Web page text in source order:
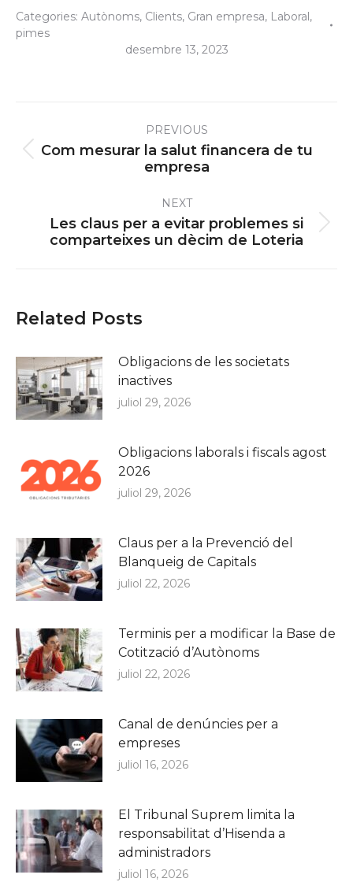
Categories: Autònoms, Clients, Gran empresa, Laboral,
pimes
desembre 13, 2023
navigationPREVIOUS
Previous
post:
Com mesurar la salut financera de tu
empresa
NEXT
Next
post:
Les claus per a evitar problemes si
comparteixes un dècim de Loteria
Related Posts
Obligacions de les societats
inactives
juliol 29, 2026
Obligacions laborals i fiscals agost
2026
juliol 29, 2026
Claus per a la Prevenció del
Blanqueig de Capitals
juliol 22, 2026
Terminis per a modificar la Base de
Cotització d’Autònoms
juliol 22, 2026
Canal de denúncies per a
empreses
juliol 16, 2026
El Tribunal Suprem limita la
responsabilitat d’Hisenda a
administradors
juliol 16, 2026